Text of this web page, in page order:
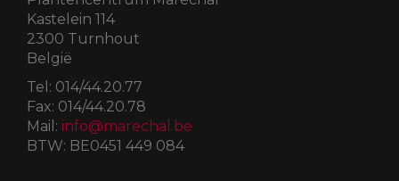
Kastelein 114
2300 Turnhout
België
Tel: 014/44.20.77
Fax: 014/44.20.78
Mail: info@marechal.be
BTW: BE0451 449 084